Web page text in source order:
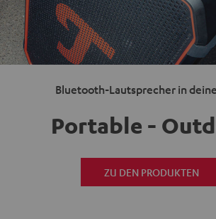
Bluetooth-Lautsprecher in
Portable -
ZU DEN PRODUKTEN